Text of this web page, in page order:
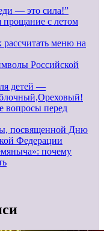
— это сила!”
прощание с летом
меню на
Российской
детей —
вопросы перед
посвященной Дню
Федерации
почему